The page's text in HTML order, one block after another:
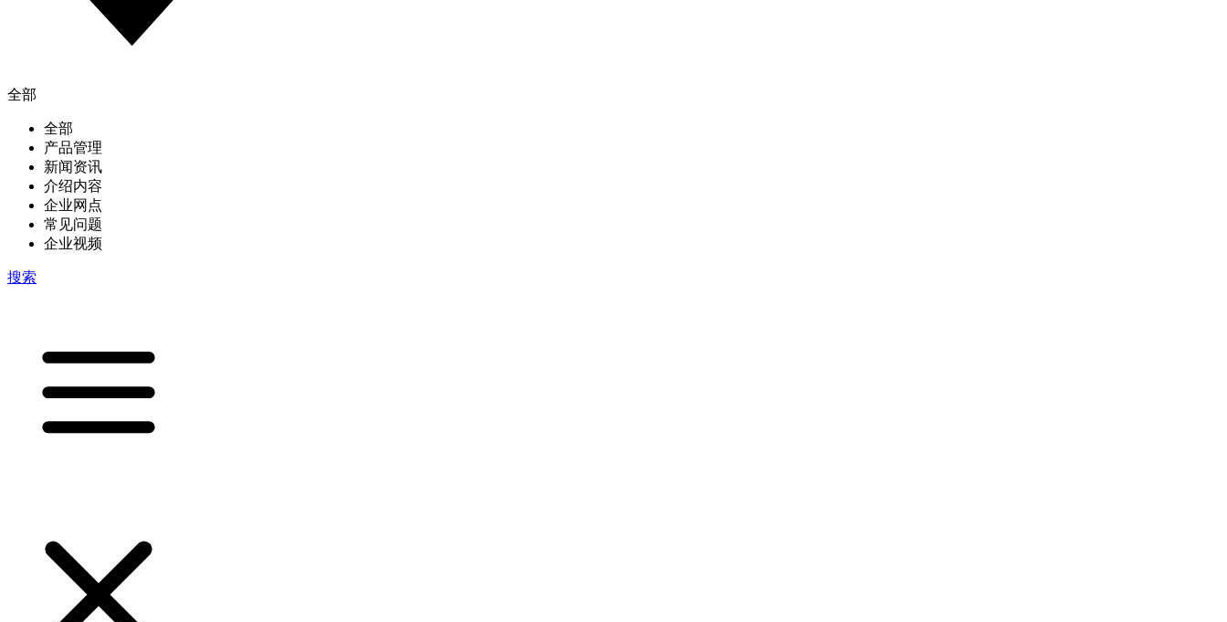
全部
全部
产品管理
新闻资讯
介绍内容
企业网点
常见问题
企业视频
搜索